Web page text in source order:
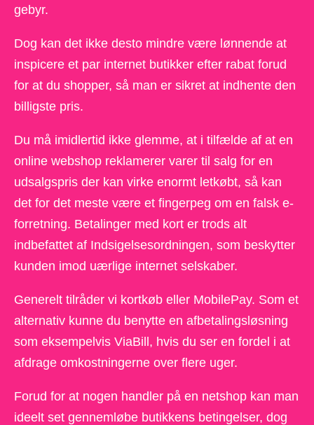
gebyr.
Dog kan det ikke desto mindre være lønnende at
inspicere et par internet butikker efter rabat forud
for at du shopper, så man er sikret at indhente den
billigste pris.
Du må imidlertid ikke glemme, at i tilfælde af at en
online webshop reklamerer varer til salg for en
udsalgspris der kan virke enormt letkøbt, så kan
det for det meste være et fingerpeg om en falsk e-
forretning. Betalinger med kort er trods alt
indbefattet af Indsigelsesordningen, som beskytter
kunden imod uærlige internet selskaber.
Generelt tilråder vi kortkøb eller MobilePay. Som et
alternativ kunne du benytte en afbetalingsløsning
som eksempelvis ViaBill, hvis du ser en fordel i at
afdrage omkostningerne over flere uger.
Forud for at nogen handler på en netshop kan man
ideelt set gennemløbe butikkens betingelser, dog